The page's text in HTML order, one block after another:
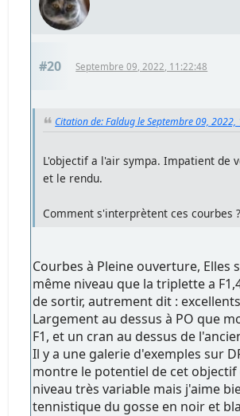
#20 Septembre 09, 2022, 11:22:48
Citation de: Faldug le Septembre 09, 2022,
L'objectif a l'air sympa. Impatient de
et le rendu.
Comment s'interprètent ces courbes ?
Courbes à Pleine ouverture, Elles
même niveau que la triplette a
de sortir, autrement dit :
Largement au dessus à PO que
F1, et un cran au dessus de
Il y a une galerie d'exemples sur
montre le potentiel de cet
niveau très variable mais j'aime
tennistique du gosse en noir et